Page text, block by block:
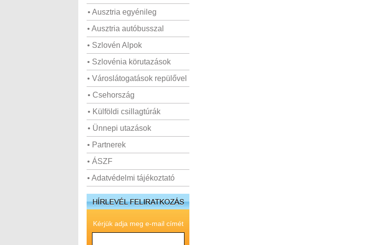
• Ausztria egyénileg
• Ausztria autóbusszal
• Szlovén Alpok
• Szlovénia körutazások
• Városlátogatások repülővel
• Csehország
• Külföldi csillagtúrák
• Ünnepi utazások
• Partnerek
• ÁSZF
• Adatvédelmi tájékoztató
Kérjük adja meg e-mail címét